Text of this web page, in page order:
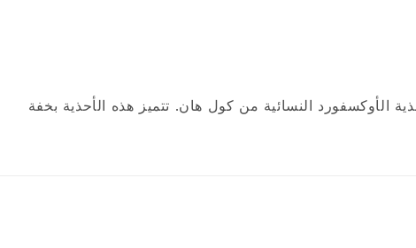
الأوكسفورد النسائية من كول هان. تتميز هذه الأحذية بخفة